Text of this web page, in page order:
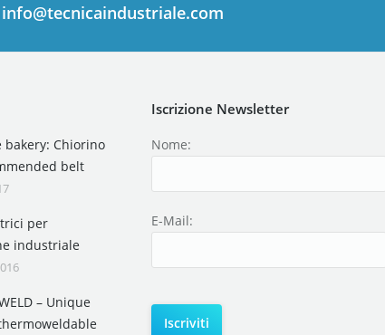
info@tecnicaindustriale.com
bakery: Chiorino
belt
per
industriale
– Unique
Iscrizione Newsletter
Nome:
E-Mail: